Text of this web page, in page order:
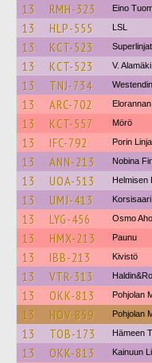
13 RMH-323 Eino
13 HLP-555 LSL
13 KCT-523 Superlinjat
13 KCT-523 V. Alamäki
13 TNJ-734
13 ARC-702
13 KCT-557 Mörö
13 IFC-792 Porin
13 ANN-213 Nobina
13 UOA-513 Helmisen
13 UMJ-413 Korsisaari
13 LYG-456 Osmo Aho
13 HMX-213 Paunu
13 IBB-213 Kivistö
13 VTR-313
13 OKK-813 Pohjolan
13 HOV-859 Pohjolan
13 TOB-173 Hämeen
13 OKK-813 Kainuun